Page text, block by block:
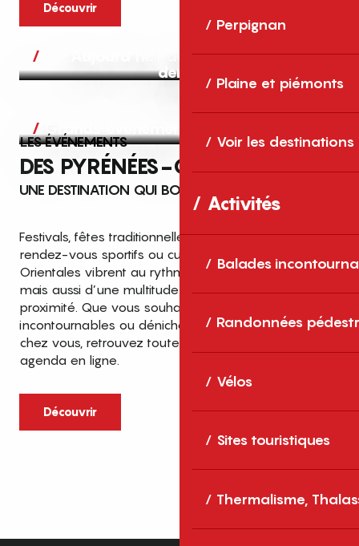
Perpignan
Plaine et piémonts
Voir les destinations
Activités
Balades
Randonnées
Vélos
Sites touristiques
Thermalisme,
Découvrir
Aujourd’hui, demain et après-
demain
Grands événements
LES ÉVÉNEMENTS
DES PYRÉNÉES-ORIENTALES
UNE DESTINATION QUI BOUGE TOUTE L’ANNÉE
Festivals, fêtes traditionnelles, concerts, expositions,
rendez-vous sportifs ou culturels… les Pyrénées-
Orientales vibrent au rythme de grands temps forts
mais aussi d’une multitude d’événements de
proximité. Que vous souhaitiez vivre les
incontournables ou dénicher des sorties près de
chez vous, retrouvez toutes les infos dans notre
agenda en ligne.
Découvrir
Top des événements et sorties
en famille
cet été dans les Pyrénées-Orientales
Entre mer Méditerranée, villages de
caractère et grands espaces naturels, les
Pyrénées-Orientales sont une destination
idéale pour partager des moments en
famille tout au long...